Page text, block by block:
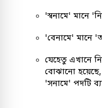
'স্বনামে' মানে
'বেনামে' মানে
যেহেতু এখানে
বোঝানো হয়েছে,
'সনামে' পদটি